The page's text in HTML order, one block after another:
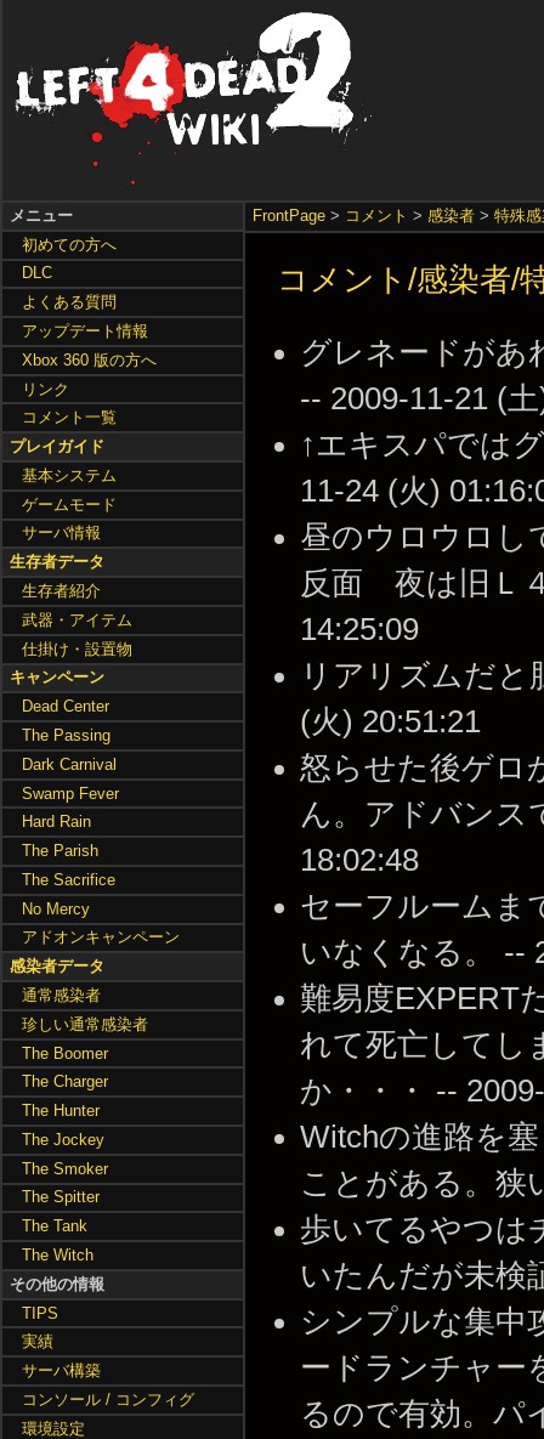
FrontPage > コメント >感染者 >特殊
コメント/感染者/
グレネードがあ
-- 2009-11-21 (
↑エキスパでは
11-24 (火)
昼のウロウロ
反面 夜は旧Ｌ
14:25:09
リアリズムだと
(火) 20:51:21
怒らせた後ゲロ
ん。アドバンス
18:02:48
セーフルームま
いなくなる。 --
難易度EXPERT
れて死亡してし
か・・・ --
Witchの進路を
ことがある。狭
歩いてるやつは
いたんだが未検
シンプルな集中
ードランチャー
るので有効。パ
メニュー
初めての方へ
DLC
よくある質問
アップデート情報
Xbox 360 版の方へ
リンク
コメント一覧
プレイガイド
基本システム
ゲームモード
サーバ情報
生存者データ
生存者紹介
武器・アイテム
仕掛け・設置物
キャンペーン
Dead Center
The Passing
Dark Carnival
Swamp Fever
Hard Rain
The Parish
The Sacrifice
No Mercy
アドオンキャンペーン
感染者データ
通常感染者
珍しい通常感染者
The Boomer
The Charger
The Hunter
The Jockey
The Smoker
The Spitter
The Tank
The Witch
その他の情報
TIPS
実績
サーバ構築
コンソール / コンフィグ
環境設定